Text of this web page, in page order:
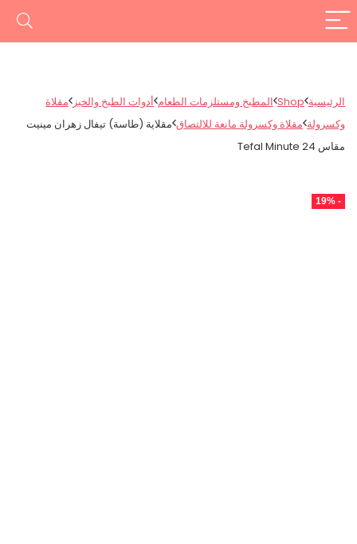
الرئيسية Shop المطبخ ومستلزمات الطعام أدوات الطبخ والخبز مقلاة
وكسرولة مقلاة وكسرولة مانعة للالتصاق مقلاية (طاسة) تيفال زهران مينيت
مقاس 24 Tefal Minute
- 19%